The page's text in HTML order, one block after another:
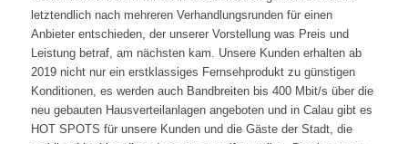
letztendlich nach mehreren Verhandlungsrunden für einen
Anbieter entschieden, der unserer Vorstellung was Preis und
Leistung betraf, am nächsten kam. Unsere Kunden erhalten ab
2019 nicht nur ein erstklassiges Fernsehprodukt zu günstigen
Konditionen, es werden auch Bandbreiten bis 400 Mbit/s über die
neu gebauten Hausverteilanlagen angeboten und in Calau gibt es
HOT SPOTS für unsere Kunden und die Gäste der Stadt, die